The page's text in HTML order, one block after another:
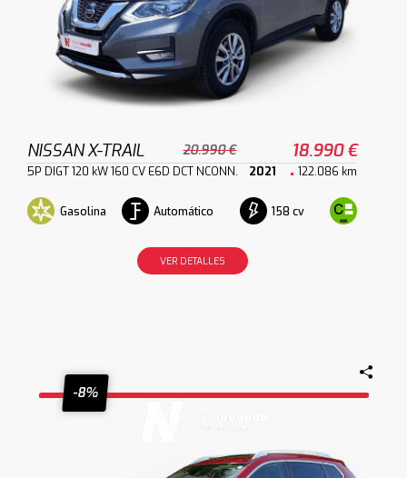
NISSAN X-TRAIL 20.990 € 18.990 €
5P DIGT 120 kW 160 CV E6D DCT NCONN. 2021 122.086 km
Gasolina Automático 158 cv
VER DETALLES
-8%